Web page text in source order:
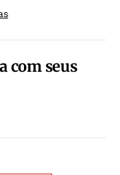
com seus